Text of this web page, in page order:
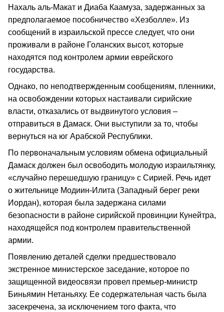
Нахаль аль-Макат и Диаба Каамуза, задержанных за
предполагаемое пособничество «Хезболле». Из
сообщений в израильской прессе следует, что они
проживали в районе Голанских высот, которые
находятся под контролем армии еврейского
государства.
Однако, по неподтвержденным сообщениям, пленники,
на освобождении которых настаивали сирийские
власти, отказались от выдвинутого условия –
отправиться в Дамаск. Они выступили за то, чтобы
вернуться на юг Арабской Республики.
По первоначальным условиям обмена официальный
Дамаск должен был освободить молодую израильтянку,
«случайно перешедшую границу» с Сирией. Речь идет
о жительнице Модиин-Илита (Западный берег реки
Иордан), которая была задержана силами
безопасности в районе сирийской провинции Кунейтра,
находящейся под контролем правительственной
армии.
Появлению деталей сделки предшествовало
экстренное министерское заседание, которое по
защищенной видеосвязи провел премьер-министр
Биньямин Нетаньяху. Ее содержательная часть была
засекречена, за исключением того факта, что